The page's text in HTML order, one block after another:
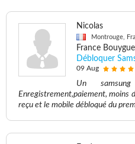
Nicolas
Montrouge,
France
Débloquer
09 Aug
Un
Enregistrement,paiement, moins
reçu et le mobile débloqué du